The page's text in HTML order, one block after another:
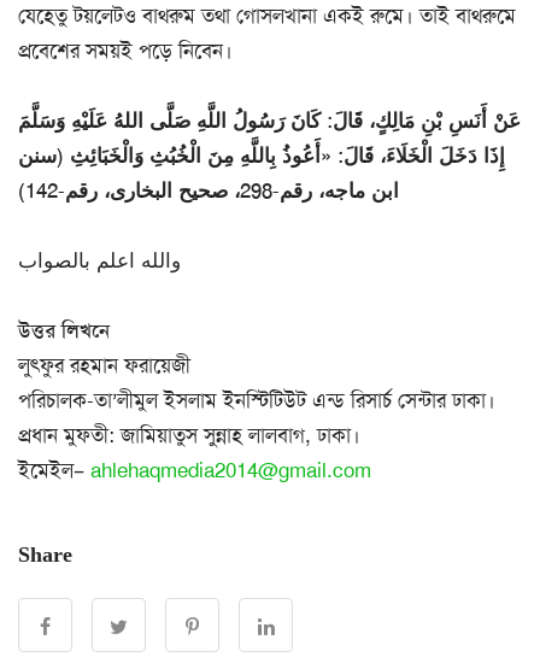
যেহেতু টয়লেটও বাথরুম তথা গোসলখানা একই রুমে। তাই বাথরুমে
প্রবেশের সময়ই পড়ে নিবেন।
عَنْ أَنَسِ بْنِ مَالِكٍ، قَالَ: كَانَ رَسُولُ اللَّهِ صَلَّى اللهُ عَلَيْهِ وَسَلَّمَ
إِذَا دَخَلَ الْخَلَاءَ، قَالَ: «أَعُوذُ بِاللَّهِ ‌مِنَ ‌الْخُبُثِ وَالْخَبَائِثِ (سنن
ابن ماجه، رقم-298، صحيح البخارى، رقم-142)
والله اعلم بالصواب
উত্তর লিখনে
লুৎফুর রহমান ফরায়েজী
পরিচালক-তা’লীমুল ইসলাম ইনস্টিটিউট এন্ড রিসার্চ সেন্টার ঢাকা।
প্রধান মুফতী: জামিয়াতুস সুন্নাহ লালবাগ, ঢাকা।
ইমেইল– ahlehaqmedia2014@gmail.com
Share